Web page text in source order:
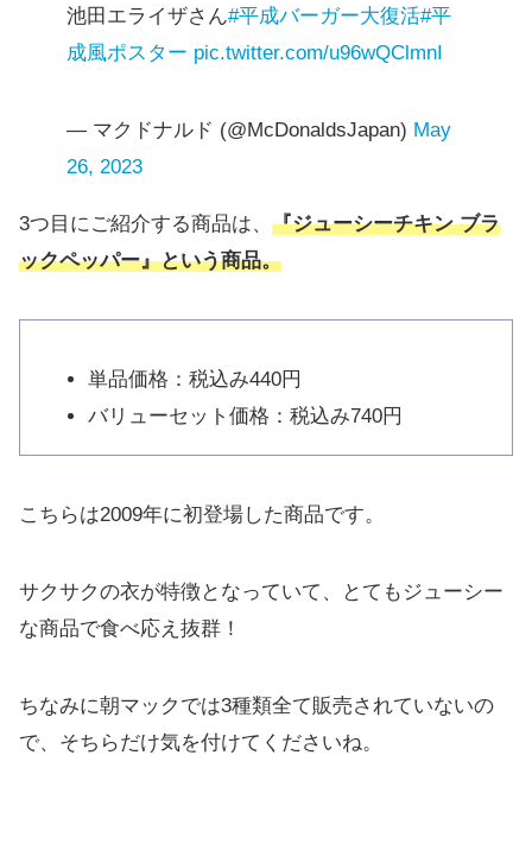
池田エライザさん#平成バーガー大復活#平
成風ポスター pic.twitter.com/u96wQClmnI
— マクドナルド (@McDonaldsJapan) May
26, 2023
3つ目にご紹介する商品は、 『ジューシーチキン ブラ
ックペッパー』という商品。
単品価格：税込み440円
バリューセット価格：税込み740円
こちらは2009年に初登場した商品です。
サクサクの衣が特徴となっていて、とてもジューシー
な商品で食べ応え抜群！
ちなみに朝マックでは3種類全て販売されていないの
で、そちらだけ気を付けてくださいね。